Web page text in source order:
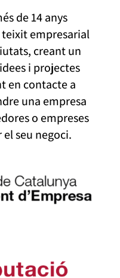
de 14 anys
empresarial
creant un
i projectes
en contacte a
una empresa
o empreses
seu negoci.